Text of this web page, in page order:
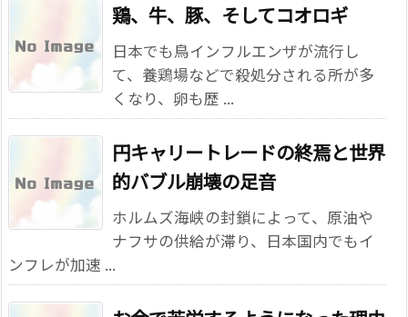
鶏、牛、豚、そしてコオロギ
日本でも鳥インフルエンザが流行し
て、養鶏場などで殺処分される所が多
くなり、卵も歴 ...
円キャリートレードの終焉と世界
的バブル崩壊の足音
ホルムズ海峡の封鎖によって、原油や
ナフサの供給が滞り、日本国内でもイ
ンフレが加速 ...